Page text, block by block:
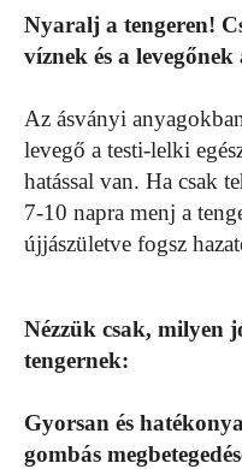
Nyaralj a tengeren!
víznek és a levegőnek
Az ásványi
levegő a testi-lelki
hatással van. Ha csak
7-10 napra menj a
újjászületve fogsz
Nézzük csak, milyen
tengernek:
Gyorsan és
gombás